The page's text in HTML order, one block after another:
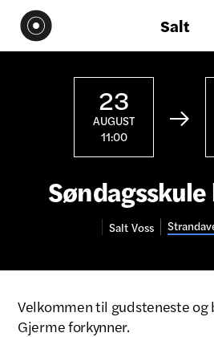
Salt
23
AUGUST
11:00

Salt Voss
Velkommen til gudsteneste
Gjerme forkynner.